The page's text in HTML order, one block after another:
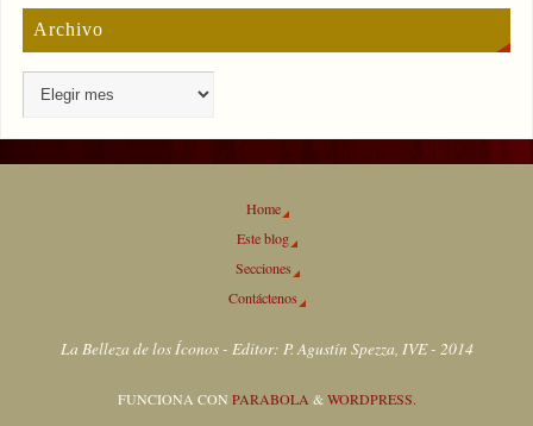
Archivo
Home
Este blog
Secciones
Contáctenos
La Belleza de los Íconos - Editor: P. Agustín Spezza, IVE - 2014
FUNCIONA CON PARABOLA &WORDPRESS.